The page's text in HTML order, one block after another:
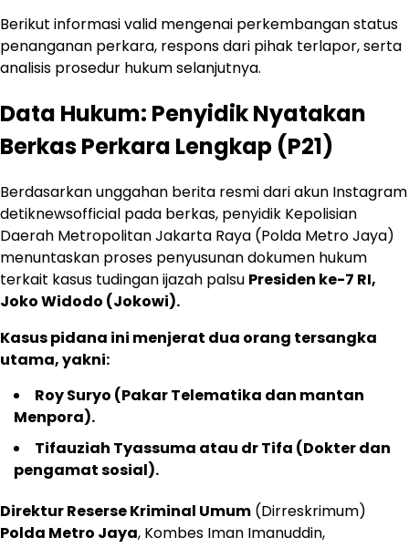
Berikut informasi valid mengenai perkembangan status
penanganan perkara, respons dari pihak terlapor, serta
analisis prosedur hukum selanjutnya.
Data Hukum: Penyidik Nyatakan
Berkas Perkara Lengkap (P21)
Berdasarkan unggahan berita resmi dari akun Instagram
detiknewsofficial pada berkas, penyidik Kepolisian
Daerah Metropolitan Jakarta Raya (Polda Metro Jaya)
menuntaskan proses penyusunan dokumen hukum
terkait kasus tudingan ijazah palsu Presiden ke-7 RI,
Joko Widodo (Jokowi).
Kasus pidana ini menjerat dua orang tersangka
utama, yakni:
Roy Suryo (Pakar Telematika dan mantan
Menpora).
Tifauziah Tyassuma atau dr Tifa (Dokter dan
pengamat sosial).
Direktur Reserse Kriminal Umum (Dirreskrimum)
Polda Metro Jaya, Kombes Iman Imanuddin,